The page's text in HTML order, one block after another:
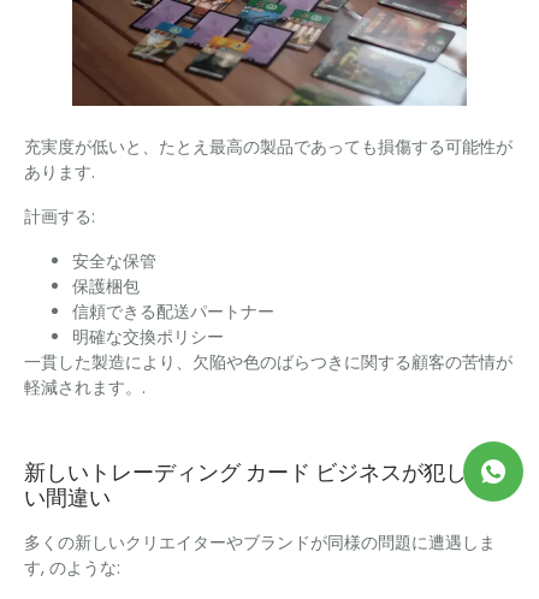
充実度が低いと、たとえ最高の製品であっても損傷する可能性が
あります.
計画する:
安全な保管
保護梱包
信頼できる配送パートナー
明確な交換ポリシー
一貫した製造により、欠陥や色のばらつきに関する顧客の苦情が
軽減されます。.
新しいトレーディング カード ビジネスが犯しやす
い間違い
多くの新しいクリエイターやブランドが同様の問題に遭遇しま
す, のような: